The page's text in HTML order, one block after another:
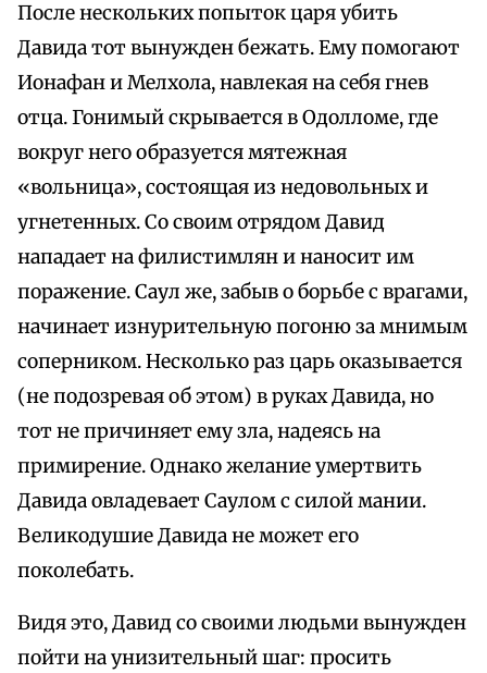
После нескольких попыток царя убить
Давида тот вынужден бежать. Ему помогают
Ионафан и Мелхола, навлекая на себя гнев
отца. Гонимый скрывается в Одолломе, где
вокруг него образуется мятежная
«вольница», состоящая из недовольных и
угнетенных. Со своим отрядом Давид
нападает на филистимлян и наносит им
поражение. Саул же, забыв о борьбе с врагами,
начинает изнурительную погоню за мнимым
соперником. Несколько раз царь оказывается
(не подозревая об этом) в руках Давида, но
тот не причиняет ему зла, надеясь на
примирение. Однако желание умертвить
Давида овладевает Саулом с силой мании.
Великодушие Давида не может его
поколебать.
Видя это, Давид со своими людьми вынужден
пойти на унизительный шаг: просить